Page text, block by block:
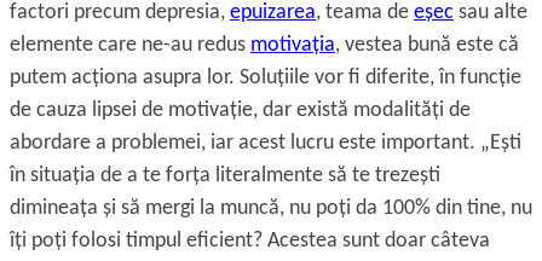
factori precum depresia, epuizarea, teama de eșec sau alte
elemente care ne-au redus motivaţia, vestea bună este că
putem acţiona asupra lor. Soluţiile vor fi diferite, în funcţie
de cauza lipsei de motivaţie, dar există modalităţi de
abordare a problemei, iar acest lucru este important. „Ești
în situaţia de a te forţa literalmente să te trezești
dimineaţa și să mergi la muncă, nu poţi da 100% din tine, nu
îţi poţi folosi timpul eficient? Acestea sunt doar câteva